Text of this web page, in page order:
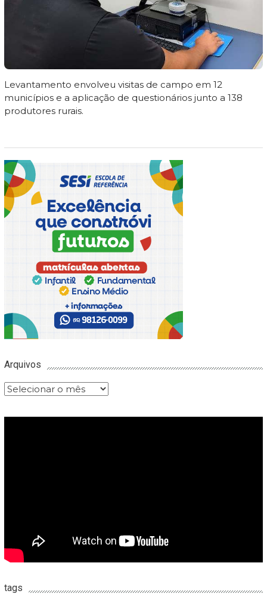
Levantamento envolveu visitas de campo em 12
municípios e a aplicação de questionários junto a 138
produtores rurais.
Arquivos
Arquivos
tags